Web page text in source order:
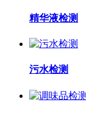
精华液检测
污水检测